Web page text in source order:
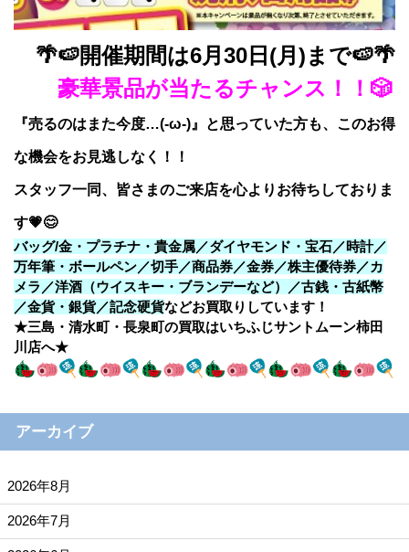
🌴🍉開催期間は6月30日(月)まで🍉🌴
豪華景品が当たるチャンス！！🎲
『売るのはまた今度…(-ω-)』と思っていた方も、このお得
な機会をお見逃しなく！！
スタッフ一同、皆さまのご来店を心よりお待ちしておりま
す💗😊
バッグ/金・プラチナ・貴金属／ダイヤモンド・宝石／時計／
万年筆・ボールペン／切手／商品券／金券／株主優待券／カ
メラ／洋酒（ウイスキー・ブランデーなど）／古銭・古紙幣
／金貨・銀貨／記念硬貨などお買取りしています！
★三島・清水町・長泉町の買取はいちふじサントムーン柿田
川店へ★
アーカイブ
2026年8月
2026年7月